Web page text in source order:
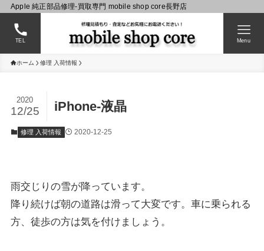
Apple 純正部品修理-買取専門 mobile shop core長野店
TEL Menu
ホーム 修理 入荷情報
iPhone-液晶
2020
12/25
修理 入荷情報 2020-12-25
雨交じりの雪が降っています。
降り続けば朝の道路は滑って大変です。車に乗られる
方、徒歩の方は気を付けましょう。